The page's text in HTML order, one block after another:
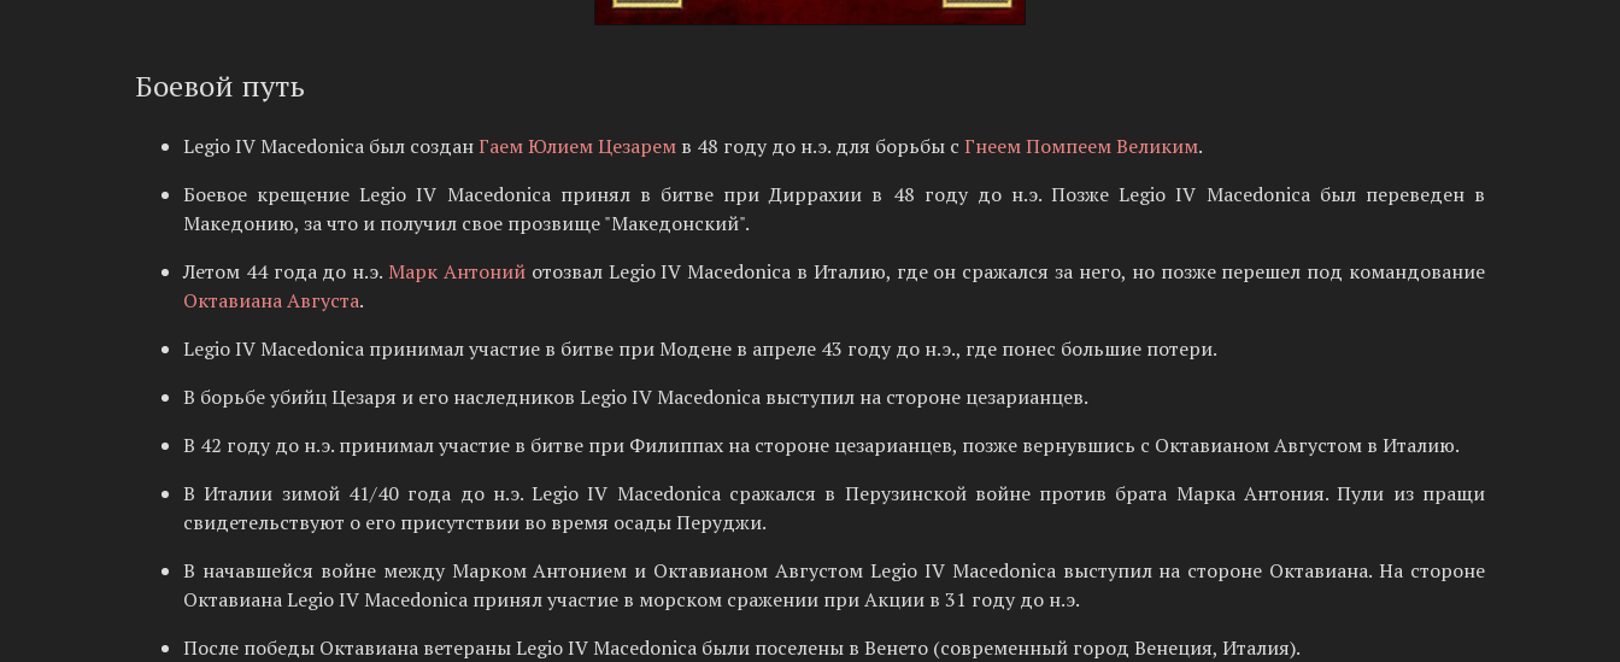
Боевой путь
Legio IV Macedonica был созданГаем Юлием Цезарем в 48 году до н.э. для борьбы с Гнеем Помпеем Великим.
Боевое крещение Legio IV Macedonica принял в битве при Диррахии в 48 году до н.э. Позже Legio IV Macedonica был переведен в
Македонию, за что и получил свое прозвище "Македонский".
Летом 44 года до н.э.Марк Антонийотозвал Legio IV Macedonica в Италию, где он сражался за него, но позже перешел под командование
Октавиана Августа.
Legio IV Macedonica принимал участие в битве при Модене в апреле 43 году до н.э., где понес большие потери.
В борьбе убийц Цезаря и его наследников Legio IV Macedonica выступил на стороне цезарианцев.
В 42 году до н.э. принимал участие в битве при Филиппах на стороне цезарианцев, позже вернувшись с Октавианом Августом в Италию.
В Италии зимой 41/40 года до н.э. Legio IV Macedonica сражался в Перузинской войне против брата Марка Антония. Пули из пращи
свидетельствуют о его присутствии во время осады Перуджи.
В начавшейся войне между Марком Антонием и Октавианом Августом Legio IV Macedonica выступил на стороне Октавиана. На стороне
Октавиана Legio IV Macedonica принял участие в морском сражении при Акции в 31 году до н.э.
После победы Октавиана ветераны Legio IV Macedonica были поселены в Венето (современный город Венеция, Италия).